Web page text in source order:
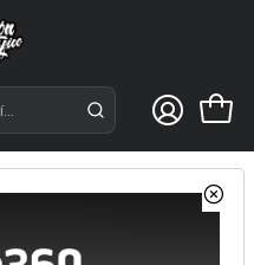
DSLR-Mirrorless
S Pro Package